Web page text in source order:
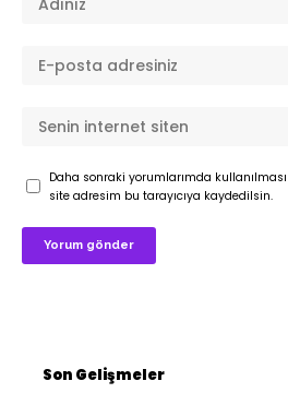
Daha sonraki yorumlarımda
site adresim bu tarayıcıya kaydedilsin.
Son Gelişmeler